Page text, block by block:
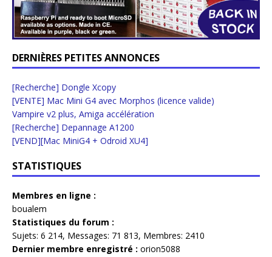
DERNIÈRES PETITES ANNONCES
[Recherche] Dongle Xcopy
[VENTE] Mac Mini G4 avec Morphos (licence valide)
Vampire v2 plus, Amiga accélération
[Recherche] Depannage A1200
[VEND][Mac MiniG4 + Odroid XU4]
STATISTIQUES
Membres en ligne :
boualem
Statistiques du forum :
Sujets: 6 214, Messages: 71 813, Membres: 2410
Dernier membre enregistré : orion5088